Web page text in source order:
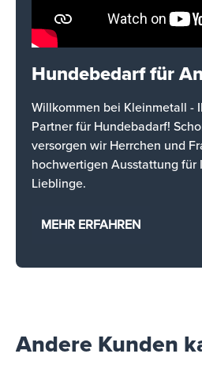
Hundebedarf für
Willkommen bei Kleinmetall -
Partner für Hundebadarf!
versorgen wir Herrchen und
hochwertigen Ausstattung für
Lieblinge.
MEHR ERFAHREN
Andere Kunden